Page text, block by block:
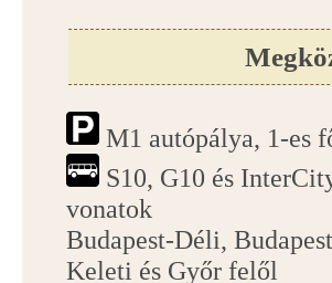
M1 autópálya, 1-es
S10, G10 és
vonatok
Budapest-Déli,
Keleti és Győr felől